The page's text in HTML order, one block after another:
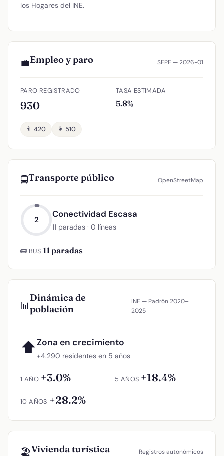
los Hogares del INE.
💼Empleo y paro SEPE — 2026-01
PARO REGISTRADO
930
TASA ESTIMADA
5.8%
👨 420 👩 510
🚍Transporte público OpenStreetMap
2
Conectividad Escasa
11 paradas · 0 líneas
🚌 BUS 11 paradas
📊
Dinámica de
población
INE — Padrón 2020–
2025
⬆Zona en crecimiento
+4.290 residentes en 5 años
1 AÑO +3.0% 5 AÑOS +18.4%
10 AÑOS +28.2%
🏖️Vivienda turística Registros autonómicos